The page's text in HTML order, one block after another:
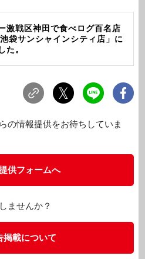
激戦区神田で食べログ百名店
袋サンシャインシティ店」に
た。
の情報提供をお待ちしていま
供フォームへ
ませんか？
掲載について